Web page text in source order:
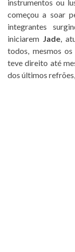
instrumentos ou
começou a soar
integrantes
iniciarem Jade,
todos, mesmos
teve direito até
dos últimos